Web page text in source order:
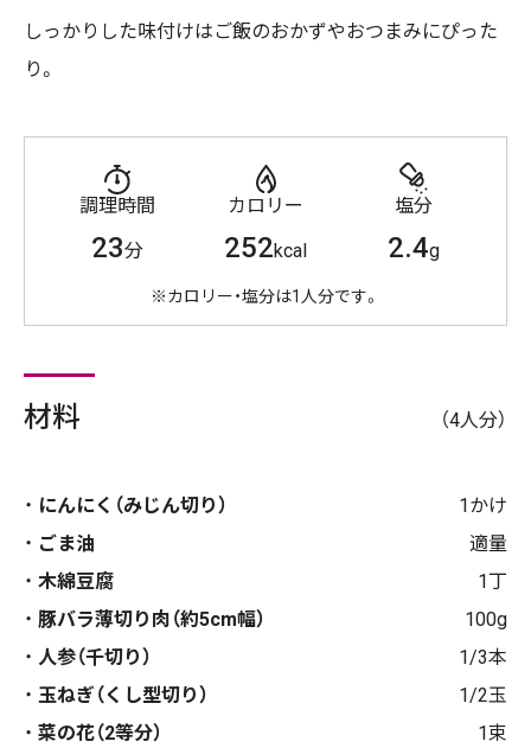
しっかりした味付けはご飯のおかずやおつまみにぴった
り。
調理時間
23分
カロリー
252kcal
塩分
2.4g
※カロリー・塩分は1人分です。
材料 （4人分）
にんにく（みじん切り）
1かけ
ごま油
適量
木綿豆腐
1丁
豚バラ薄切り肉（約5cm幅）
100g
人参（千切り）
1/3本
玉ねぎ（くし型切り）
1/2玉
菜の花（2等分）
1束